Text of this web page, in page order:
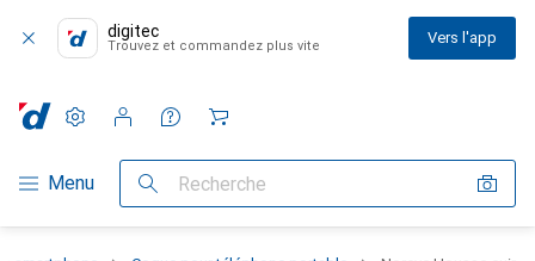
digitec
Trouvez et commandez plus vite Vers l'app
Navigation par catégorie
Menu Recherche
Paramètres
Compte client
Listes de comparaison
Listes d'envies
Panier